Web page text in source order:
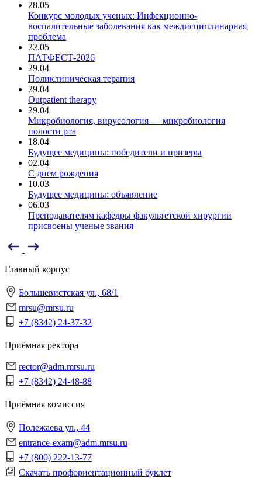
28.05
Конкурс молодых ученых: Инфекционно-
воспалительные заболевания как междисциплинарная
проблема
22.05
ПАТФЕСТ-2026
29.04
Поликлиническая терапия
29.04
Outpatient therapy
29.04
Микробиология, вирусология — микробиология
полости рта
18.04
Будущее медицины: победители и призеры
02.04
С днем рождения
10.03
Будущее медицины: объявление
06.03
Преподавателям кафедры факультетской хирургии
присвоены ученые звания
Главный корпус
Большевистская ул., 68/1
mrsu@mrsu.ru
+7 (8342) 24-37-32
Приёмная ректора
rector@adm.mrsu.ru
+7 (8342) 24-48-88
Приёмная комиссия
Полежаева ул., 44
entrance-exam@adm.mrsu.ru
+7 (800) 222-13-77
Скачать профориентационный буклет